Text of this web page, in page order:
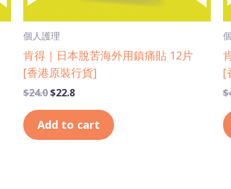
個人護理
肯得｜日本脫苦海外用鎮痛貼 12片
[香港原裝行貨]
$24.0$22.8
Add to cart
[
$